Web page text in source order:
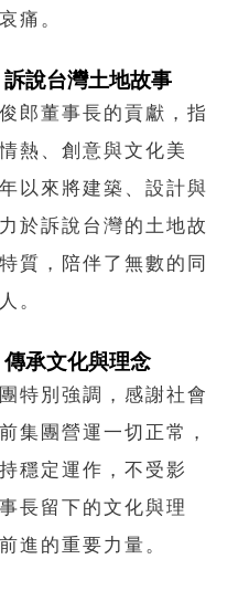
痛。
說台灣土地故事
郎董事長的貢獻，指
熱、創意與文化美
以來將建築、設計與
於訴說台灣的土地故
質，陪伴了無數的同
。
承文化與理念
特別強調，感謝社會
集團營運一切正常，
穩定運作，不受影
長留下的文化與理
進的重要力量。